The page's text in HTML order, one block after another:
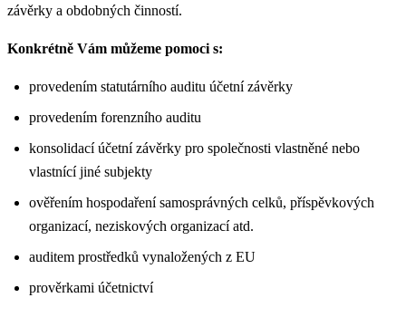
závěrky a obdobných činností.
Konkrétně Vám můžeme pomoci s:
provedením statutárního auditu účetní závěrky
provedením forenzního auditu
konsolidací účetní závěrky pro společnosti vlastněné nebo
vlastnící jiné subjekty
ověřením hospodaření samosprávných celků, příspěvkových
organizací, neziskových organizací atd.
auditem prostředků vynaložených z EU
prověrkami účetnictví